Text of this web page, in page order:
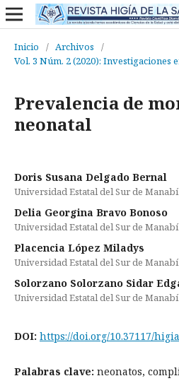
Inicio / Archivos
/
Vol. 3 Núm. 2 (2020): Investigaciones
Prevalencia de
neonatal
Doris Susana Delgado Bernal
Universidad Estatal del Sur de Manabí
Delia Georgina Bravo Bonoso
Universidad Estatal del Sur de Manabí
Placencia López Miladys
Universidad Estatal del Sur de Manabí
Solorzano Solorzano Sidar
Universidad Estatal del Sur de Manabí
DOI: https://doi.org/10.37117/
Palabras clave: neonatos,